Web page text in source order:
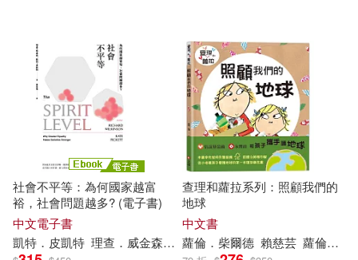
（英）邁克爾·邦德(28)
ビッグモーカル(27) 丁震(27)
上海淘米網絡科技有限公司著(27)
友麻碧(27) 土山しげる(27)
坂石遊作(27) 天丸ゆう(27)
中國地圖出版社(315)
華南理工大學出版社(310)
吉林人民出版社(309)
新世界出版社(308)
社會不平等：為何國家越富
裕，社會問題越多? (電子書)
中文電子書
凱特．皮凱特 理查 ．威金森 黃佳瑜
查理和蘿拉系列：照顧我們的
地球
中文書
蘿倫．柴爾德 賴慈芸 蘿倫．柴爾德（Lauren Child）